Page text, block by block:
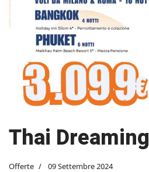
Thai Dreaming
Offerte 09 Settembre 2024